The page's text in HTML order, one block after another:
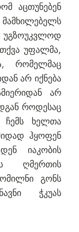
აცთუნებენ
უფალმა,
რომელმაც
არ იქნება
არ
როდესაც
ჩემს ხელთა
ჰყოფენ
იაკობის
ღმერთის
გონს
ჭკუას